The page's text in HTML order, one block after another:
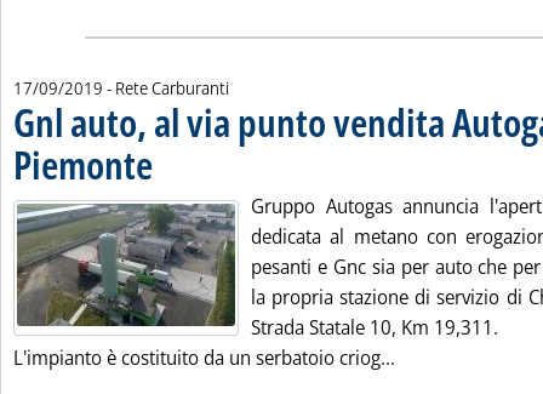
17/09/2019 - Rete Carburanti
Gnl auto, al via punto vendita
Piemonte . Pubblicata martedì 17 settembre 2019 alle 16.5.
Gruppo Autogas annuncia
dedicata al metano con
pesanti e Gnc sia per auto che
la propria stazione di servizio di
Strada Statale 10, Km 19,311.
L'impianto è costituito da un serbatoio criog...